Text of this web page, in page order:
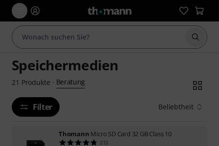
Suche
Speichermedien
21 Produkte · Beratung
Filter Beliebtheit
Thomann Micro SD Card 32 GB Class 10
213